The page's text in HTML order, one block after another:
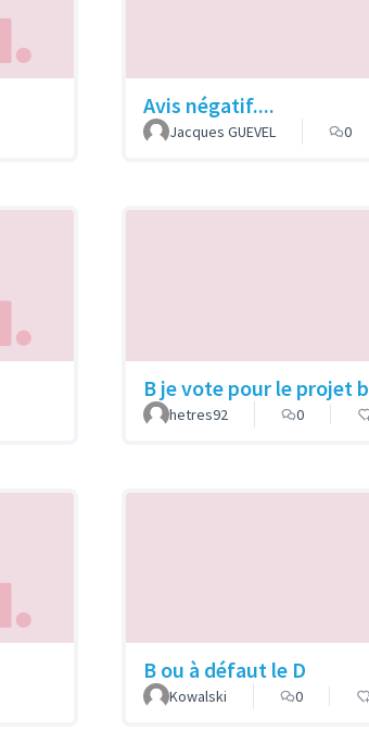
Avis négatif....
Jacques GUEVEL 0
B je vote pour le projet b
hetres92 0
B ou à défaut le D
Kowalski 0